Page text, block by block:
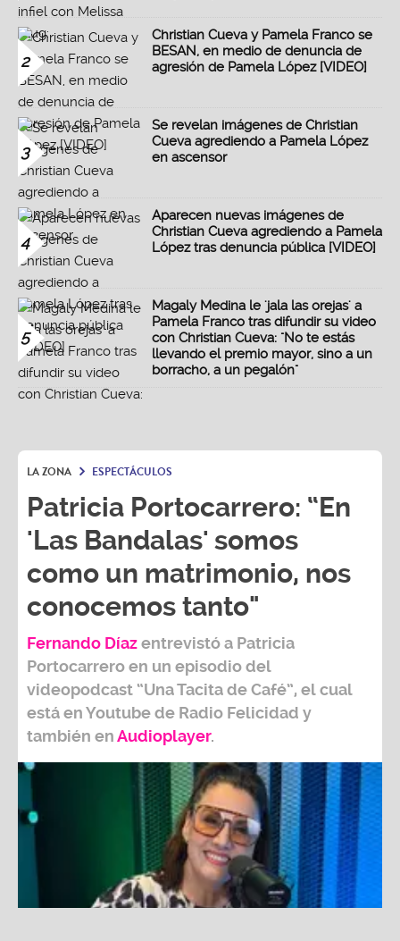
2
Christian Cueva y Pamela Franco se
BESAN, en medio de denuncia de
agresión de Pamela López [VIDEO]
3
Se revelan imágenes de Christian
Cueva agrediendo a Pamela López
en ascensor
4
Aparecen nuevas imágenes de
Christian Cueva agrediendo a Pamela
López tras denuncia pública [VIDEO]
5
Magaly Medina le 'jala las orejas' a
Pamela Franco tras difundir su video
con Christian Cueva: "No te estás
llevando el premio mayor, sino a un
borracho, a un pegalón"
LA ZONA ESPECTÁCULOS
Patricia Portocarrero: “En
'Las Bandalas' somos
como un matrimonio, nos
conocemos tanto"
Fernando Díazentrevistó a Patricia
Portocarreroen un episodio del
videopodcast “Una Tacita de Café”, el cual
está en Youtube de Radio Felicidad y
también enAudioplayer.